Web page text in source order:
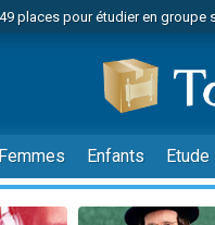
places pour étudier en groupe
viennent de nous rejoindre sur
viennent de nous rejoindre sur
viennent de faire un don
viennent de faire un don
viennent de demander une
Femmes Enfants Etude